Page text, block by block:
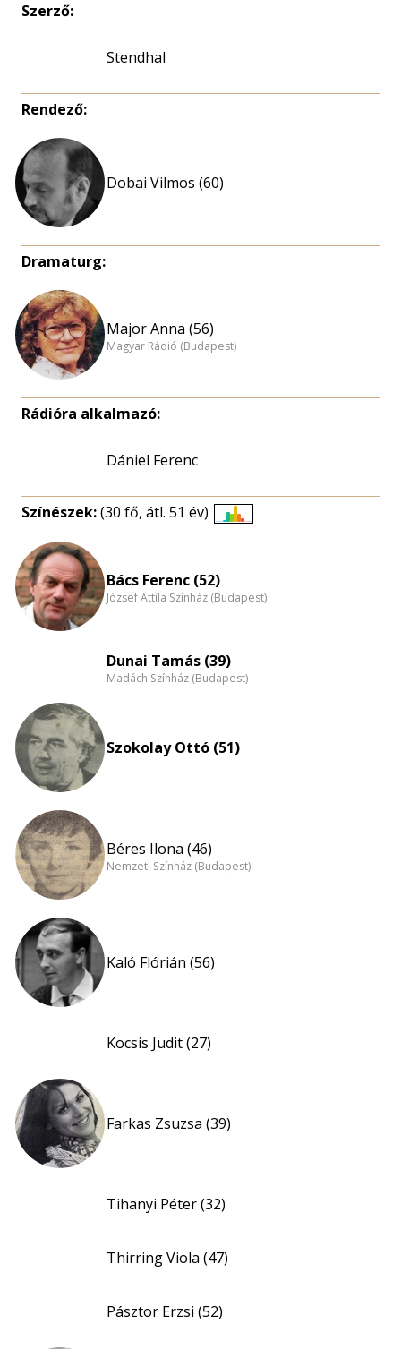
Szerző:
Stendhal
Rendező:
Dobai Vilmos (60)
Dramaturg:
Major Anna (56)
Magyar Rádió (Budapest)
Rádióra alkalmazó:
Dániel Ferenc
Színészek:(30 fő, átl. 51 év)
Bács Ferenc (52)
József Attila Színház (Budapest)
Dunai Tamás (39)
Madách Színház (Budapest)
Szokolay Ottó (51)
Béres Ilona (46)
Nemzeti Színház (Budapest)
Kaló Flórián (56)
Kocsis Judit (27)
Farkas Zsuzsa (39)
Tihanyi Péter (32)
Thirring Viola (47)
Pásztor Erzsi (52)